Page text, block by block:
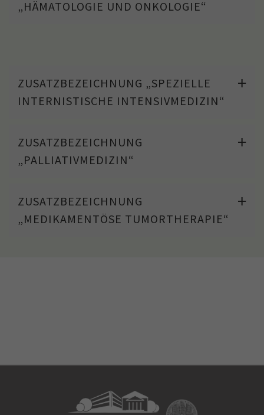
„HÄMATOLOGIE UND ONKOLOGIE“
ZUSATZBEZEICHNUNG „SPEZIELLE
INTERNISTISCHE INTENSIVMEDIZIN“
ZUSATZBEZEICHNUNG
„PALLIATIVMEDIZIN“
ZUSATZBEZEICHNUNG
„MEDIKAMENTÖSE TUMORTHERAPIE“